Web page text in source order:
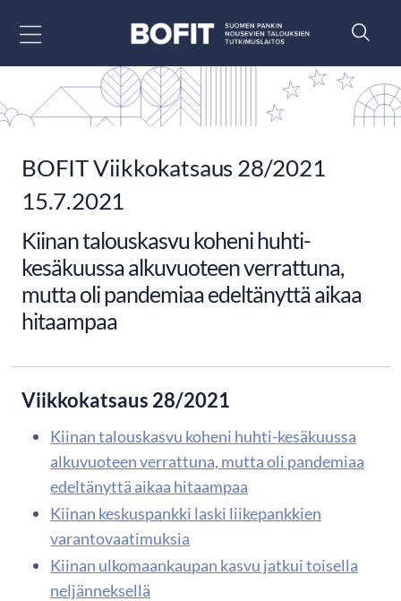
BOFIT Viikkokatsaus 28/2021
15.7.2021
Kiinan talouskasvu koheni huhti-
kesäkuussa alkuvuoteen verrattuna,
mutta oli pandemiaa edeltänyttä aikaa
hitaampaa
Viikkokatsaus 28/2021
Kiinan talouskasvu koheni huhti-kesäkuussa
alkuvuoteen verrattuna, mutta oli pandemiaa
edeltänyttä aikaa hitaampaa
Kiinan keskuspankki laski liikepankkien
varantovaatimuksia
Kiinan ulkomaankaupan kasvu jatkui toisella
neljänneksellä